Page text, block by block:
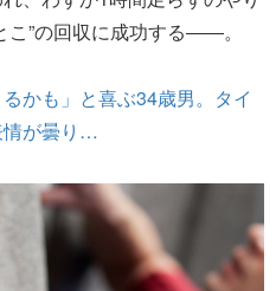
こ”の回収に成功する――。
るかも」と喜ぶ34歳男。タイ
情が曇り…